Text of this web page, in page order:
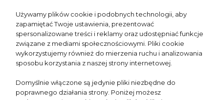
INFO
Używamy plików cookie i podobnych technologii, aby
zapamiętać Twoje ustawienia, prezentować
spersonalizowane treści i reklamy oraz udostępniać funkcje
związane z mediami społecznościowymi. Pliki cookie
wykorzystujemy również do mierzenia ruchu i analizowania
sposobu korzystania z naszej strony internetowej.
Domyślnie włączone są jedynie pliki niezbędne do
poprawnego działania strony. Poniżej możesz